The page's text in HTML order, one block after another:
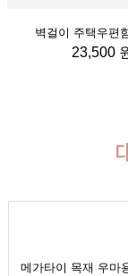
벽걸이 주택우편
23,500
메가타이 목재 우마